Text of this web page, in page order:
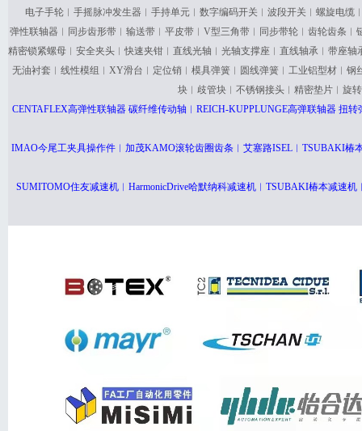
电子手轮︱手摇脉冲发生器︱手持单元︱数字编码开关︱波段开关︱螺旋电
弹性联轴器︱同步齿形带︱输送带︱平皮带︱V型三角带︱同步带轮︱齿轮齿条
精密锁紧螺母︱安全夹头︱快速夹钳︱直线光轴︱光轴支撑座︱直线轴承︱带座
无油衬套︱线性模组︱XY滑台︱定位销︱模具弹簧︱圆线弹簧︱工业铝型材︱
块︱歧管块︱不锈钢接头︱精密垫片︱旋
CENTAFLEX高弹性联轴器 碳纤维传动轴︱REICH-KUPPLUNGE高弹联轴器 扭
IMAO今尾工夹具操作件︱加茂KAMO滚轮齿圈齿条︱艾塞路ISEL︱TSUBAKI椿
SUMITOMO住友减速机︱HarmonicDrive哈默纳科减速机︱TSUBAKI椿本减速